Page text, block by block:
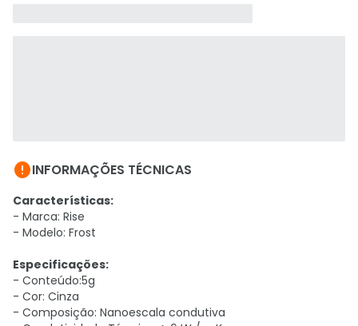
INFORMAÇÕES TÉCNICAS
Características:
- Marca: Rise
- Modelo: Frost
Especificações:
- Conteúdo:5g
- Cor: Cinza
- Composição: Nanoescala condutiva